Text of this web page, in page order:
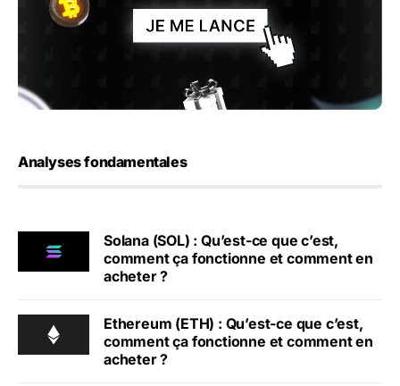
Analyses fondamentales
Solana (SOL) : Qu’est-ce que c’est,
comment ça fonctionne et comment en
acheter ?
Ethereum (ETH) : Qu’est-ce que c’est,
comment ça fonctionne et comment en
acheter ?